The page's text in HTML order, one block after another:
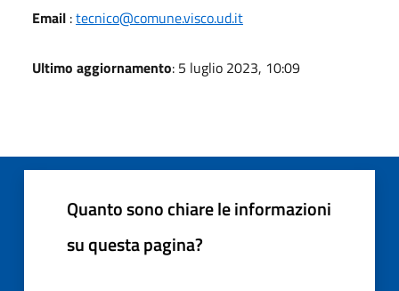
Email :tecnico@comune.visco.ud.it
Ultimo aggiornamento: 5 luglio 2023, 10:09
Quanto sono chiare le informazioni
su questa pagina?